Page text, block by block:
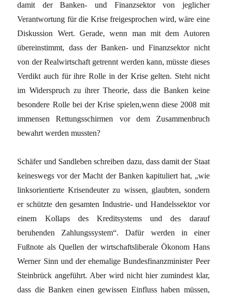
damit der Banken- und Finanzsektor von jeglicher
Verantwortung für die Krise freigesprochen wird, wäre eine
Diskussion Wert. Gerade, wenn man mit dem Autoren
übereinstimmt, dass der Banken- und Finanzsektor nicht
von der Realwirtschaft getrennt werden kann, müsste dieses
Verdikt auch für ihre Rolle in der Krise gelten. Steht nicht
im Widerspruch zu ihrer Theorie, dass die Banken keine
besondere Rolle bei der Krise spielen,wenn diese 2008 mit
immensen Rettungsschirmen vor dem Zusammenbruch
bewahrt werden mussten?
Schäfer und Sandleben schreiben dazu, dass damit der Staat
keineswegs vor der Macht der Banken kapituliert hat, „wie
linksorientierte Krisendeuter zu wissen, glaubten, sondern
er schützte den gesamten Industrie- und Handelssektor vor
einem Kollaps des Kreditsystems und des darauf
beruhenden Zahlungssystem“. Dafür werden in einer
Fußnote als Quellen der wirtschaftsliberale Ökonom Hans
Werner Sinn und der ehemalige Bundesfinanzminister Peer
Steinbrück angeführt. Aber wird nicht hier zumindest klar,
dass die Banken einen gewissen Einfluss haben müssen,